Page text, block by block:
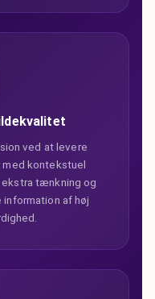
ved at levere
kontekstuel
ekstra tænkning og
af høj